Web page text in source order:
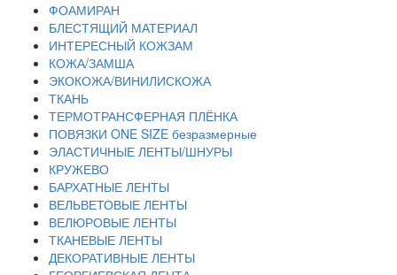
ФОАМИРАН
БЛЕСТЯЩИЙ МАТЕРИАЛ
ИНТЕРЕСНЫЙ КОЖЗАМ
КОЖА/ЗАМША
ЭКОКОЖА/ВИНИЛИСКОЖА
ТКАНЬ
ТЕРМОТРАНСФЕРНАЯ ПЛЁНКА
ПОВЯЗКИ ONE SIZE безразмерные
ЭЛАСТИЧНЫЕ ЛЕНТЫ/ШНУРЫ
КРУЖЕВО
БАРХАТНЫЕ ЛЕНТЫ
ВЕЛЬВЕТОВЫЕ ЛЕНТЫ
ВЕЛЮРОВЫЕ ЛЕНТЫ
ТКАНЕВЫЕ ЛЕНТЫ
ДЕКОРАТИВНЫЕ ЛЕНТЫ